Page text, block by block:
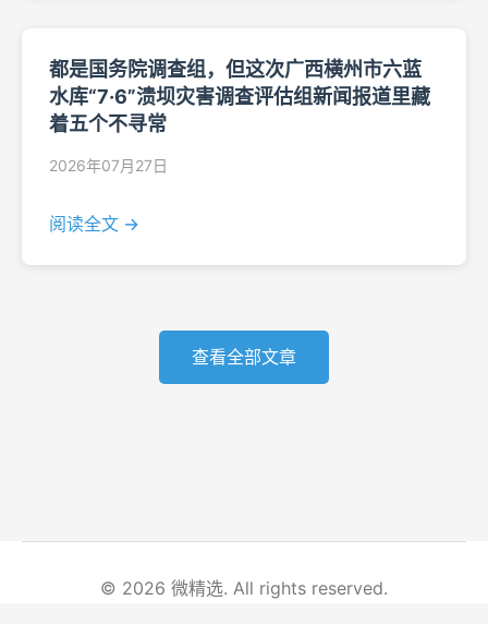
都是国务院调查组，但这次广西横州市六蓝
水库“7·6”溃坝灾害调查评估组新闻报道里藏
着五个不寻常
2026年07月27日
阅读全文 →
查看全部文章
© 2026 微精选. All rights reserved.